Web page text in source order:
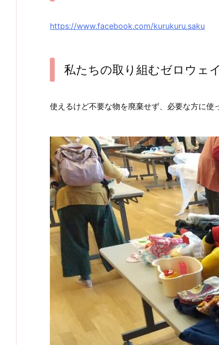
https://www.facebook.com/kurukuru.saku
私たちの取り組むゼロウェ
使えるけど不要な物を廃棄せず、必要な方に